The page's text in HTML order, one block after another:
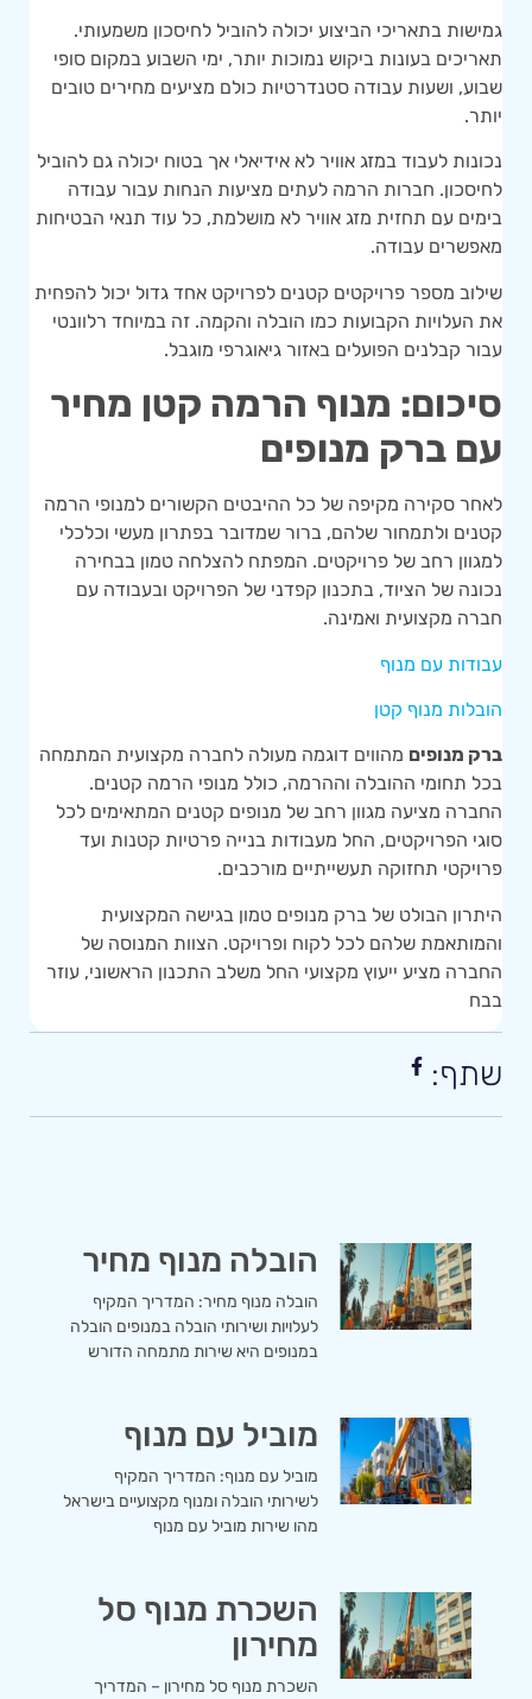
גמישות בתאריכי הביצוע יכולה להוביל לחיסכון משמעותי.
תאריכים בעונות ביקוש נמוכות יותר, ימי השבוע במקום סופי
שבוע, ושעות עבודה סטנדרטיות כולם מציעים מחירים טובים
יותר.
נכונות לעבוד במזג אוויר לא אידיאלי אך בטוח יכולה גם להוביל
לחיסכון. חברות הרמה לעתים מציעות הנחות עבור עבודה
בימים עם תחזית מזג אוויר לא מושלמת, כל עוד תנאי הבטיחות
מאפשרים עבודה.
שילוב מספר פרויקטים קטנים לפרויקט אחד גדול יכול להפחית
את העלויות הקבועות כמו הובלה והקמה. זה במיוחד רלוונטי
עבור קבלנים הפועלים באזור גיאוגרפי מוגבל.
סיכום: מנוף הרמה קטן מחיר
עם ברק מנופים
לאחר סקירה מקיפה של כל ההיבטים הקשורים למנופי הרמה
קטנים ולתמחור שלהם, ברור שמדובר בפתרון מעשי וכלכלי
למגוון רחב של פרויקטים. המפתח להצלחה טמון בבחירה
נכונה של הציוד, בתכנון קפדני של הפרויקט ובעבודה עם
חברה מקצועית ואמינה.
עבודות עם מנוף
הובלות מנוף קטן
ברק מנופים מהווים דוגמה מעולה לחברה מקצועית המתמחה
בכל תחומי ההובלה וההרמה, כולל מנופי הרמה קטנים.
החברה מציעה מגוון רחב של מנופים קטנים המתאימים לכל
סוגי הפרויקטים, החל מעבודות בנייה פרטיות קטנות ועד
פרויקטי תחזוקה תעשייתיים מורכבים.
היתרון הבולט של ברק מנופים טמון בגישה המקצועית
והמותאמת שלהם לכל לקוח ופרויקט. הצוות המנוסה של
החברה מציע ייעוץ מקצועי החל משלב התכנון הראשוני, עוזר
בבח
שתף:
הובלה מנוף מחיר
הובלה מנוף מחיר: המדריך המקיף
לעלויות ושירותי הובלה במנופים הובלה
במנופים היא שירות מתמחה הדורש
מוביל עם מנוף
מוביל עם מנוף: המדריך המקיף
לשירותי הובלה ומנוף מקצועיים בישראל
מהו שירות מוביל עם מנוף
השכרת מנוף סל
מחירון
השכרת מנוף סל מחירון – המדריך